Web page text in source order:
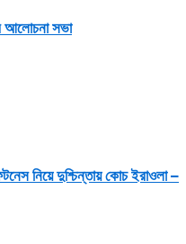
আলোচনা সভা
নিয়ে দুশ্চিন্তায় কোচ ইরাওলা –